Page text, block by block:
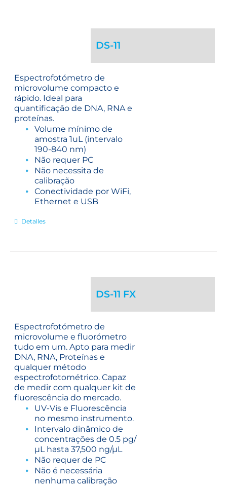
DS-11
Espectrofotómetro de
microvolume compacto e
rápido. Ideal para
quantificação de DNA, RNA e
proteínas.
Volume mínimo de
amostra 1uL (intervalo
190-840 nm)
Não requer PC
Não necessita de
calibração
Conectividade por WiFi,
Ethernet e USB
Detalles
DS-11 FX
Espectrofotómetro de
microvolume e fluorómetro
tudo em um. Apto para medir
DNA, RNA, Proteínas e
qualquer método
espectrofotométrico. Capaz
de medir com qualquer kit de
fluorescência do mercado.
UV-Vis e Fluorescência
no mesmo instrumento.
Intervalo dinâmico de
concentrações de 0.5 pg/
µL hasta 37,500 ng/µL
Não requer de PC
Não é necessária
nenhuma calibração